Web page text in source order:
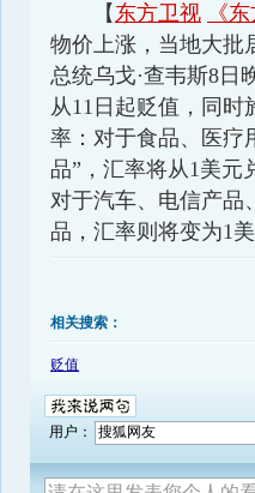
【 东方卫视 《
物价上涨，当地大批
总统乌戈·查韦斯8日
从11日起贬值，同时
率：对于食品、医疗
品”，汇率将从1美元
对于汽车、电信产品
品，汇率则将变为1
相关搜索：
贬值
用户：